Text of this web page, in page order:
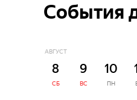
События
АВГУСТ
8
СБ
9
ВС
10
ПН